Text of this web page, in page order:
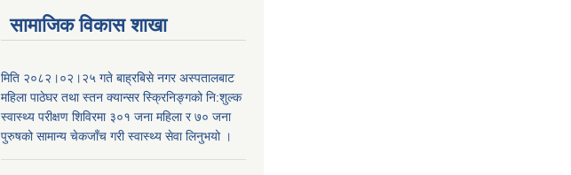
सामाजिक विकास शाखा
मिति २०८२।०२।२५ गते बाह्रबिसे नगर अस्पतालबाट
महिला पाठेघर तथा स्तन क्यान्सर स्क्रिनिङ्गको नि:शुल्क
स्वास्थ्य परीक्षण शिविरमा ३०१ जना महिला र ७० जना
पुरुषको सामान्य चेकजाँच गरी स्वास्थ्य सेवा लिनुभयो ।